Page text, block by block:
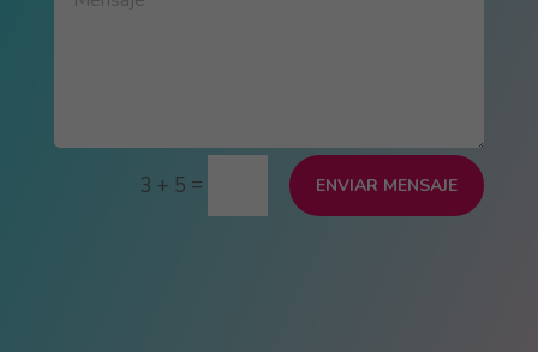
3 + 5 = ENVIAR MENSAJE